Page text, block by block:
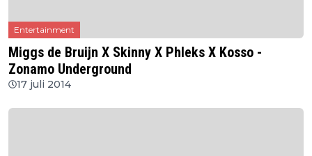
Entertainment
Miggs de Bruijn X Skinny X Phleks X Kosso -
Zonamo Underground
17 juli 2014